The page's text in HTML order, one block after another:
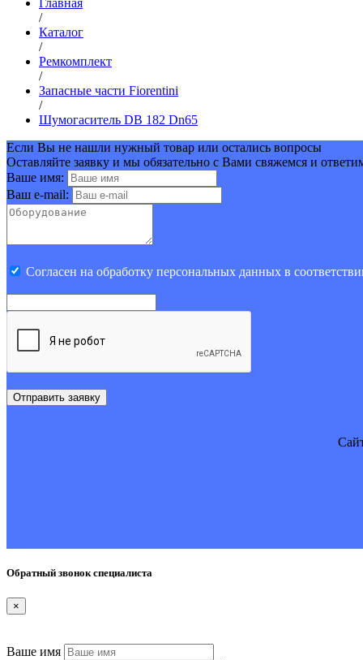
Главная
/
Каталог
/
Ремкомплект
/
Запасные части Fiorentini
/
Шумогаситель DB 182 Dn65
Если Вы не нашли нужный товар или остались вопросы
Оставляйте заявку и мы обязательно с Вами свяжемся и
Ваше имя:
Ваш e-mail:
Cогласен на обработку персональных данных в
Отправить заявку
Обратный звонок специалиста
×
Ваше имя